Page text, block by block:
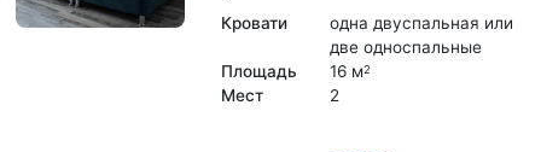
Кровати
одна двуспальная или
две односпальные
Площадь
16 м2
Мест 2